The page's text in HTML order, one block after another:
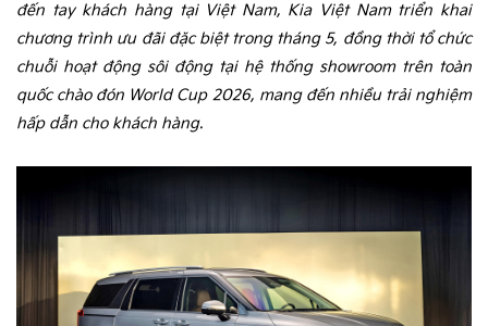
đến tay khách hàng tại Việt Nam, Kia Việt Nam triển khai
chương trình ưu đãi đặc biệt trong tháng 5, đồng thời tổ chức
chuỗi hoạt động sôi động tại hệ thống showroom trên toàn
quốc chào đón World Cup 2026, mang đến nhiều trải nghiệm
hấp dẫn cho khách hàng.